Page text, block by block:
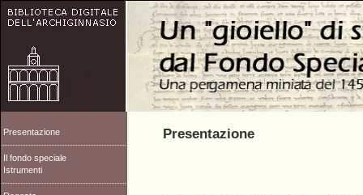
Presentazione
Il fondo speciale
Istrumenti
Presentazione